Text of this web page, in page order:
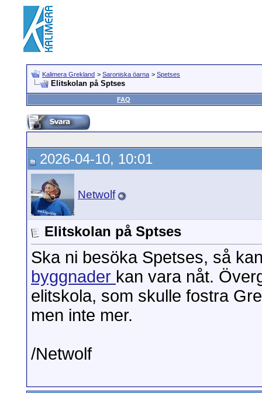
Kalimera Grekland > Saroniska öarna > Spetses
Elitskolan på Sptses
FAQ
2026-04-10, 10:01
Netwolf
Elitskolan på Sptses
Ska ni besöka Spetses, så
byggnader kan vara nåt.
elitskola, som skulle fostra
men inte mer.
/Netwolf